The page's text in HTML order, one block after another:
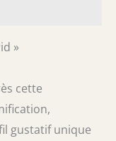
»
cette
gustatif unique